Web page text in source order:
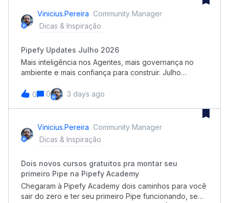
Vinicius.pereira Community Manager
Dicas & Inspiração
Pipefy Updates Julho 2026
Mais inteligência nos Agentes, mais governança no
ambiente e mais confiança para construir. Julho
guiada por IA e sustentada por governança. Os
Agentes de IA ganham modelos por comportamento,
opção de rodar com os modelos que a sua empresa já
usa, enquanto o construtor passa a entregar
processos muito mais próximos de rodar. Ao mesmo
do card à API, e testar antes de publicar vira parte
natural de como você constrói. Confira todos os
lançamentos:Company Overview: governança de
consumo com detalhe até o nível do pipe Pipe Audit
0 0 3 days ago
Vinicius.pereira Community Manager
Dicas & Inspiração
Dois novos cursos gratuitos pra montar seu
primeiro Pipe na Pipefy Academy
Chegaram à Pipefy Academy dois caminhos para você
sair do zero e ter seu primeiro Pipe funcionando, sem